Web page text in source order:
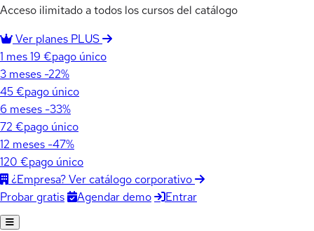
Acceso ilimitado a todos los cursos del catálogo
Ver planes PLUS
1 mes19 €pago único
3 meses -22%
45 €pago único
6 meses -33%
72 €pago único
12 meses -47%
120 €pago único
¿Empresa? Ver catálogo corporativo
Probar gratis
Agendar demo Entrar